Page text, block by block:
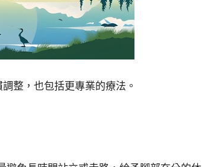
整，也包括更專業的療法。